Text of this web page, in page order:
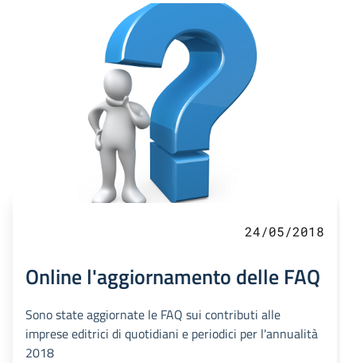
24/05/2018
Online l'aggiornamento delle FAQ
Sono state aggiornate le FAQ sui contributi alle
imprese editrici di quotidiani e periodici per l'annualità
2018